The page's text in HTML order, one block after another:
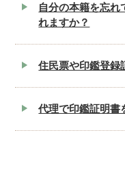
自分の本籍を忘れ
れますか？
住民票や印鑑登録
代理で印鑑証明書